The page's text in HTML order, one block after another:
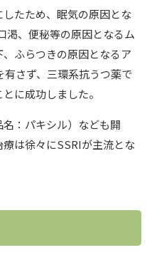
たため、眠気の原因とな
渇、便秘等の原因となるム
ふらつきの原因となるア
さず、三環系抗うつ薬で
に成功しました。
：パキシル） なども開
は徐々にSSRIが主流とな